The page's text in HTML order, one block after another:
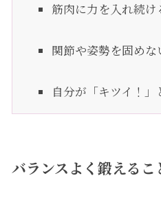
筋肉に力を入れ続け
関節や姿勢を固めな
自分が「キツイ！
バランスよく鍛えるこ